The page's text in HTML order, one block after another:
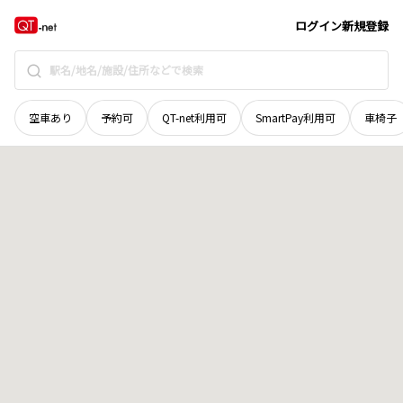
ログイン新規登録
空車あり 予約可 QT-net利用可 SmartPay利用可 車椅子
福井県